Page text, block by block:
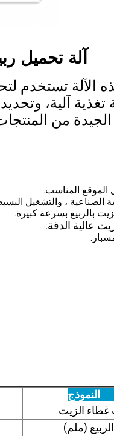
آلة تحميل
الآلة تستخدم
آلية،
من
الموقع المناسب.
بالربيع بسرعة كبيرة.
عالية الدقة.
النموذج
غطاء الزيت
(ملم)